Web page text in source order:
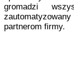
gromadzi
partnerom firmy.